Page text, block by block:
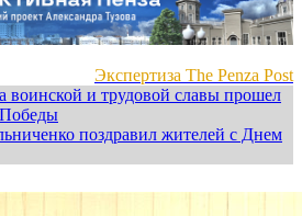
Экспертиза The Penza Post
и трудовой славы прошел
поздравил жителей с Днем